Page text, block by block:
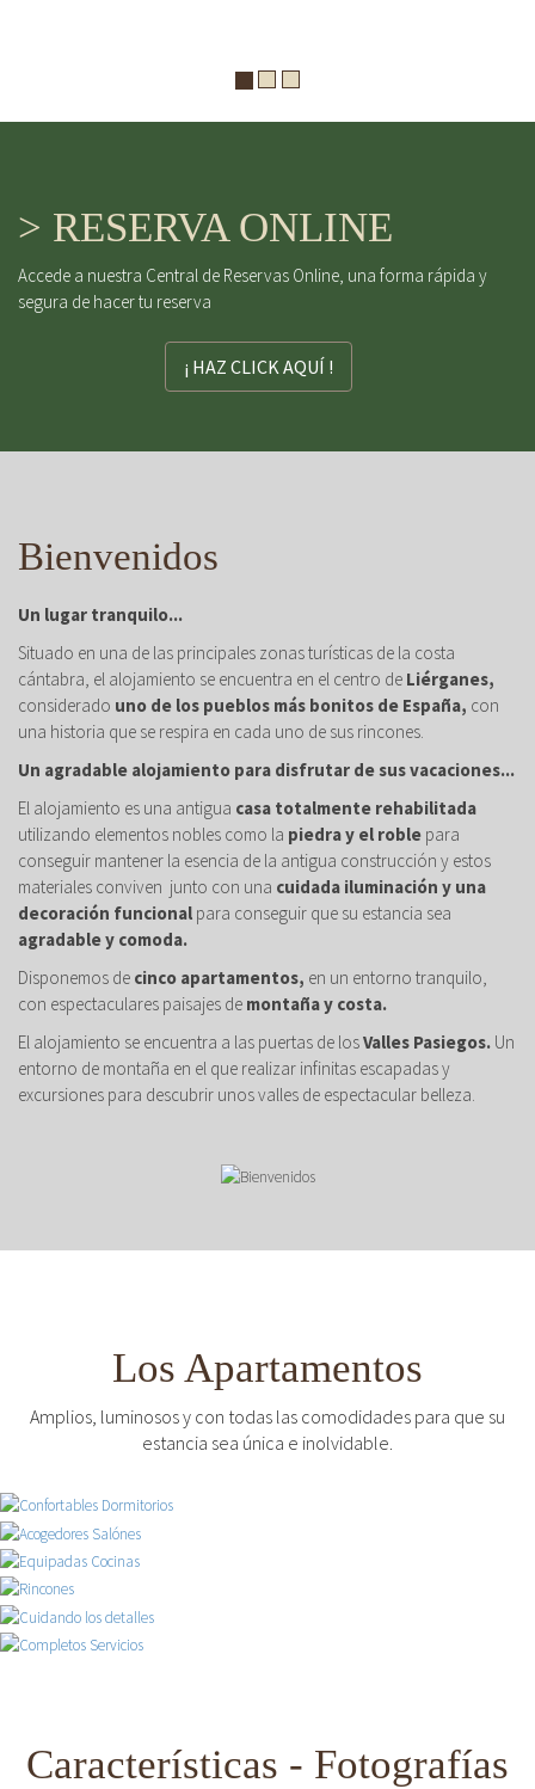
> RESERVA ONLINE
Accede a nuestra Central de Reservas Online, una forma rápida y
segura de hacer tu reserva
¡ HAZ CLICK AQUÍ !
Bienvenidos
Un lugar tranquilo...
Situado en una de las principales zonas turísticas de la costa
cántabra, el alojamiento se encuentra en el centro de Liérganes,
considerado uno de los pueblos más bonitos de España, con
una historia que se respira en cada uno de sus rincones.
Un agradable alojamiento para disfrutar de sus vacaciones...
El alojamiento es una antigua casa totalmente rehabilitada
utilizando elementos nobles como la piedra y el roble para
conseguir mantener la esencia de la antigua construcción y estos
materiales conviven junto con una cuidada iluminación y una
decoración funcional para conseguir que su estancia sea
agradable y comoda.
Disponemos de cinco apartamentos, en un entorno tranquilo,
con espectaculares paisajes de montaña y costa.
El alojamiento se encuentra a las puertas de losValles Pasiegos. Un
entorno de montaña en el que realizar infinitas escapadas y
excursiones para descubrir unos valles de espectacular belleza.
Los Apartamentos
Amplios, luminosos y con todas las comodidades para que su
estancia sea única e inolvidable.
Características - Fotografías